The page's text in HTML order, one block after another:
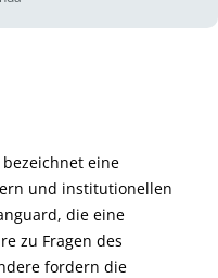
bezeichnet eine
und institutionellen
die eine
zu Fragen des
fordern die